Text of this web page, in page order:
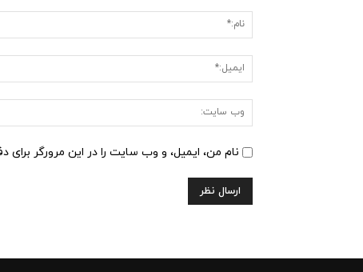
نام من، ایمیل، و وب سایت را در این مرورگر